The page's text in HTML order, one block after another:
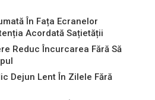
În Fața Ecranelor
Acordată Sațietății
Reduc Încurcarea Fără Să
Dejun Lent În Zilele Fără